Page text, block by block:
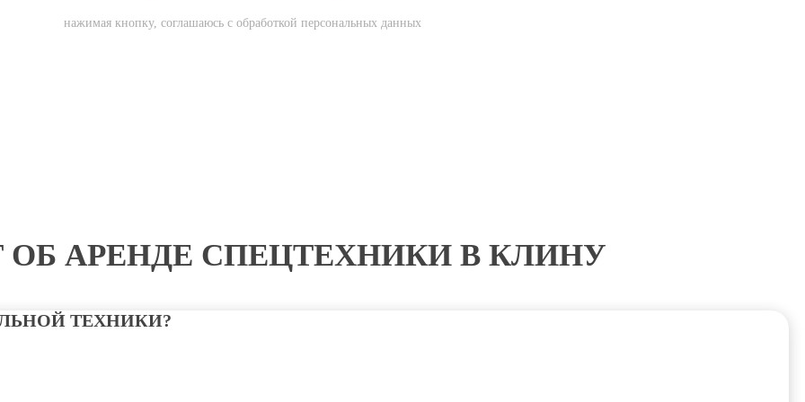
нажимая кнопку, соглашаюсь с обработкой персональных данных
ОБ АРЕНДЕ СПЕЦТЕХНИКИ В КЛИНУ
ТЕХНИКИ?